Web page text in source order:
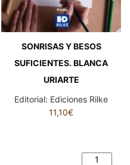
SONRISAS Y BESOS
SUFICIENTES. BLANCA
URIARTE
Editorial: Ediciones Rilke
11,10€